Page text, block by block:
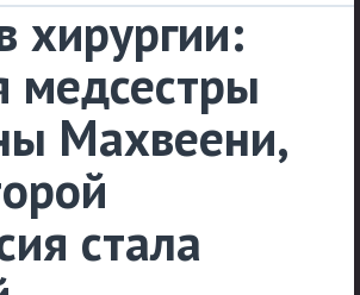
хирургии:
медсестры
Махвеени,
стала